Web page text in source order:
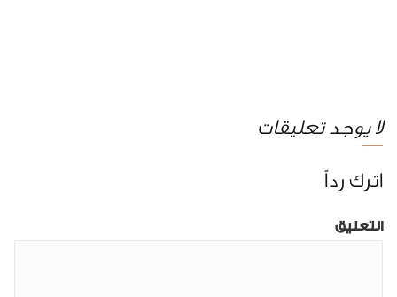
لا يوجد تعليقات
اترك رداً
التعليق